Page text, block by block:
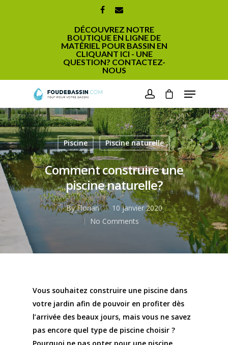
DÉCOUVREZ NOTRE
BOUTIQUE EN LIGNE DE
MATÉRIEL POUR BASSIN EN
CLIQUANT ICI - UNE
QUESTION? CONTACTEZ-
NOUS
Hit enter to search or ESC to close
Piscine Piscine naturelle
Comment construire une
piscine naturelle?
ByFlorian
10 janvier 2020
No Comments
Vous souhaitez construire une piscine dans
votre jardin afin de pouvoir en profiter dès
l’arrivée des beaux jours, mais vous ne savez
pas encore quel type de piscine choisir ?